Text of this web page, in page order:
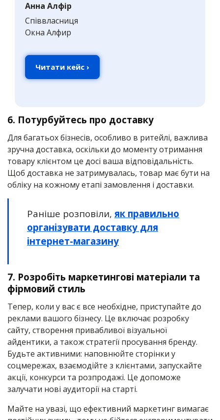
Анна Алфір
Співвласниця
Окна Алфир
Читати кейс ›
6. Потурбуйтесь про доставку
Для багатьох бізнесів, особливо в ритейлі, важлива
зручна доставка, оскільки до моменту отримання
товару клієнтом це досі ваша відповідальність.
Щоб доставка не затримувалась, товар має бути на
обліку на кожному етапі замовлення і доставки.
Раніше розповіли, як правильно
організувати доставку для
інтернет-магазину
7. Розробіть маркетингові матеріали та
фірмовий стиль
Тепер, коли у вас є все необхідне, приступайте до
реклами вашого бізнесу. Це включає розробку
сайту, створення привабливої візуальної
айдентики, а також стратегії просування бренду.
Будьте активними: наповнюйте сторінки у
соцмережах, взаємодійте з клієнтами, запускайте
акції, конкурси та розпродажі. Це допоможе
залучати нові аудиторії на старті.
Майте на увазі, що ефективний маркетинг вимагає